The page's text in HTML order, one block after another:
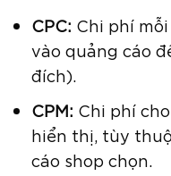
CPC: Chi phí
vào quảng cáo
đích).
CPM: Chi phí
hiển thị, tùy
cáo shop chọn.